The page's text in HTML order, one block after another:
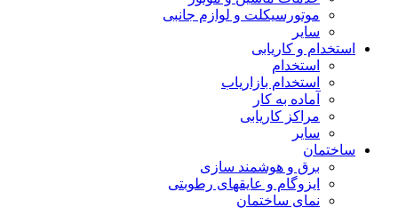
موتورسیکلت و لوازم جانبی
سایر
استخدام و کاریابی
استخدام
استخدام بازاریاب
آماده به کار
مراکز کاریابی
سایر
ساختمان
برق و هوشمند سازی
ایزوگام و عایقهای رطوبتی
نمای ساختمان